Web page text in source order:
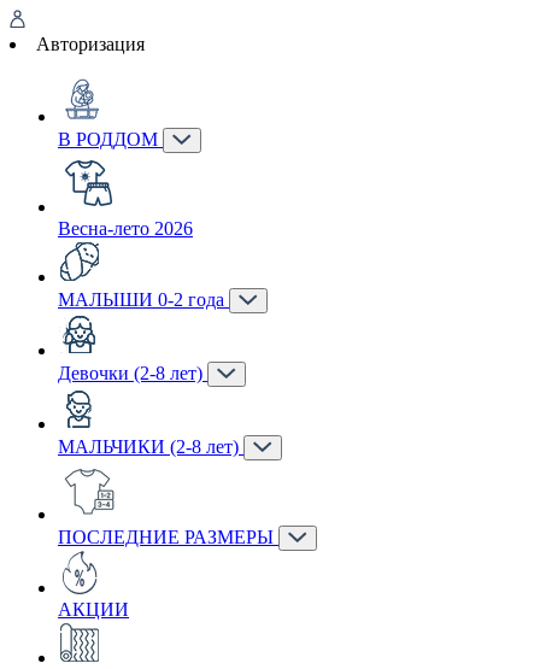
Авторизация
В РОДДОМ
Весна-лето 2026
МАЛЫШИ 0-2 года
Девочки (2-8 лет)
МАЛЬЧИКИ (2-8 лет)
ПОСЛЕДНИЕ РАЗМЕРЫ
АКЦИИ